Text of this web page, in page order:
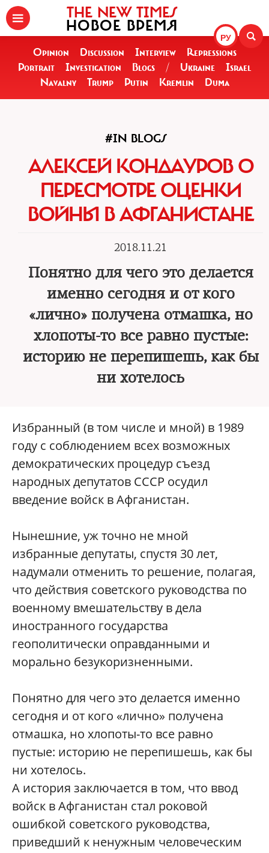
РУ
THE NEW TIMES
НОВОЕ ВРЕМЯ
Opinion Discussion Interview
Repressions
Portrait
Investigation Blogs / Ukraine
Israel
Navalny
Trump Putin Kremlin Duma
#IN BLOGS
АЛЕКСЕЙ КОНДАУРОВ О
ПЕРЕСМОТРЕ ОЦЕНКИ
ВОЙНЫ В АФГАНИСТАНЕ
2018.11.21
Понятно для чего это делается
именно сегодня и от кого
«лично» получена отмашка, но
хлопоты-то все равно пустые:
историю не перепишешь, как бы
ни хотелось
Избранный (в том числе и мной) в 1989
году с соблюдением всех возможных
демократических процедур съезд
народных депутатов СССР осудил
введение войск в Афганистан.
Нынешние, уж точно не мной
избранные депутаты, спустя 30 лет,
надумали отменить то решение, полагая,
что действия советского руководства по
военному вмешательству в дела
иностранного государства
геополитически оправданными и
морально безукоризненными.
Понятно для чего это делается именно
сегодня и от кого «лично» получена
отмашка, но хлопоты-то все равно
пустые: историю не перепишешь, как бы
ни хотелось.
А история заключается в том, что ввод
войск в Афганистан стал роковой
ошибкой советского руководства,
приведший к ненужным человеческим